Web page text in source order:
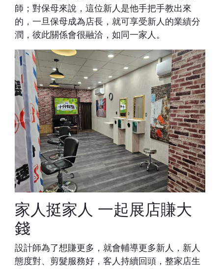
師；對保母來說，這位新人是他手把手教出來
的，一旦保母成為店長，就可享受新人的業績分
潤，彼此關係會很融洽，如同一家人。
家人挺家人 一起展店賺大
錢
設計師為了想賺更多，就會輔導更多新人，新人
態度對、剪髮服務好，客人持續回頭，整家店生